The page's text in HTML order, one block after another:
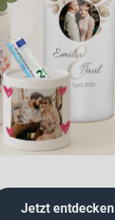
Jetzt entdecken